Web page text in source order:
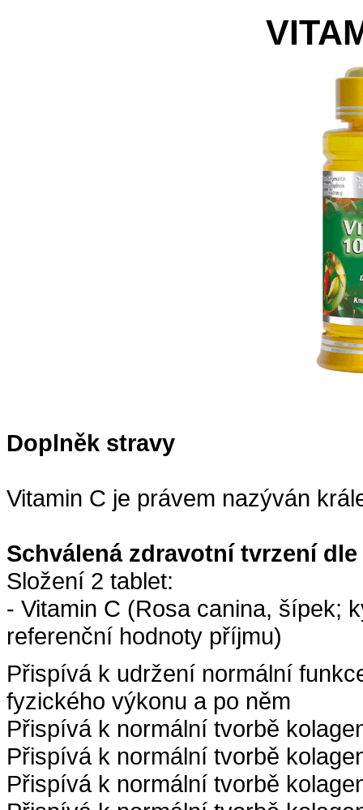
Doplněk stravy
Vitamin C je právem nazýván
Schválená zdravotní tvrzení
Složení 2 tablet:
- Vitamin C (Rosa canina, šípek;
referenční hodnoty příjmu)
Přispívá k udržení normální
fyzického výkonu a po něm
Přispívá k normální tvorbě
Přispívá k normální tvorbě
Přispívá k normální tvorbě